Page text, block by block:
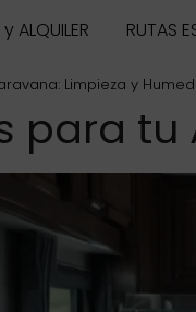
ALQUILER RUTAS
Limpieza y
para